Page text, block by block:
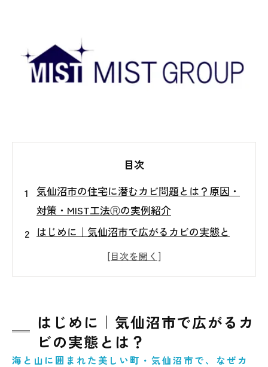
目次
気仙沼市の住宅に潜むカビ問題とは？原因・
対策・MIST工法Ⓡの実例紹介
はじめに｜気仙沼市で広がるカビの実態と
カビ対策にMIST工法Ⓡが選ばれる理由
ご家庭でできるカビ予防のポイント
まとめ｜安心して暮らすためのカビ対策はお
はじめに｜気仙沼市で広がるカ
ビの実態とは？
海と山に囲まれた美しい町・気仙沼市で、なぜカ